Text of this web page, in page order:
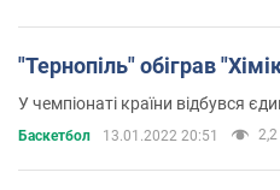
"Тернопіль" обіграв
У чемпіонаті країни відбувся
Баскетбол 13.01.2022 20:51 2,2